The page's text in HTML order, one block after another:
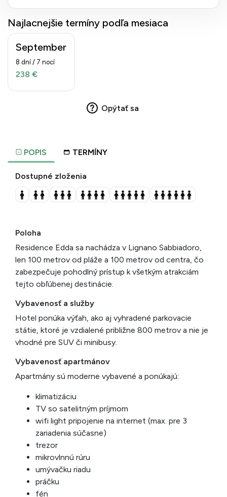
POPIS TERMÍNY
Dostupné zloženia
Poloha
Residence Edda sa nachádza v Lignano Sabbiadoro,
len 100 metrov od pláže a 100 metrov od centra, čo
zabezpečuje pohodlný prístup k všetkým atrakciám
tejto obľúbenej destinácie.
Vybavenosť a služby
Hotel ponúka výťah, ako aj vyhradené parkovacie
státie, ktoré je vzdialené približne 800 metrov a nie je
vhodné pre SUV či minibusy.
Vybavenosť apartmánov
Apartmány sú moderne vybavené a ponúkajú:
klimatizáciu
TV so satelitným príjmom
wifi light pripojenie na internet (max. pre 3
zariadenia súčasne)
trezor
mikrovlnnú rúru
umývačku riadu
práčku
fén
Najlacnejšie termíny podľa mesiaca
September
8 dní / 7 nocí
238 €
Opýtať sa